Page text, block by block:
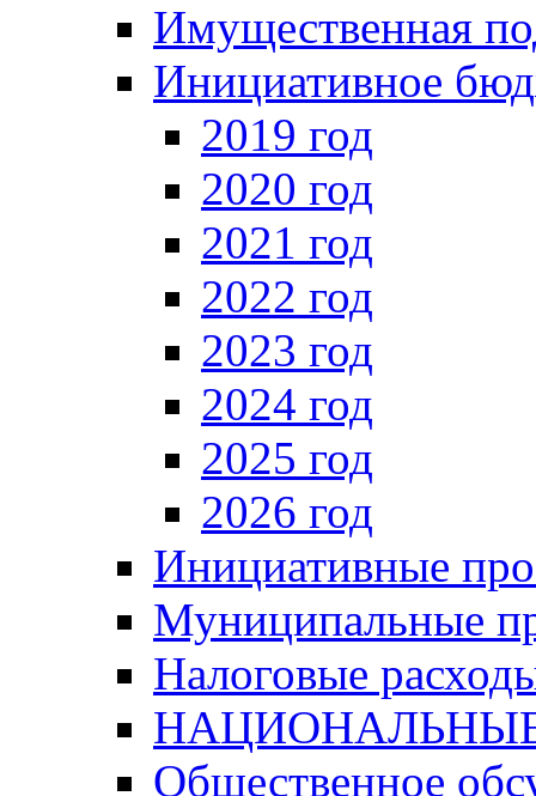
Имущественная
Инициативное
2019 год
2020 год
2021 год
2022 год
2023 год
2024 год
2025 год
2026 год
Инициативные
Муниципальные
Налоговые
Общественное